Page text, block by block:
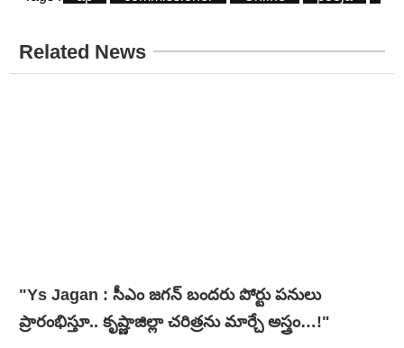
Related News
"Ys Jagan : సీఎం జగన్ బందరు పోర్టు పనులు
ప్రారంభిస్తూ.. కృష్ణాజిల్లా చరిత్రను మార్చే అస్త్రం…!"